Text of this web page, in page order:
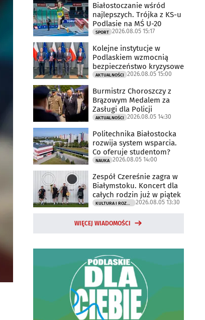
Białostoczanie wśród
najlepszych. Trójka z KS-u
Podlasie na MŚ U-20
SPORT 2026.08.05 15:17
Kolejne instytucje w
Podlaskiem wzmocnią
bezpieczeństwo kryzysowe
AKTUALNOŚCI 2026.08.05 15:00
Burmistrz Choroszczy z
Brązowym Medalem za
Zasługi dla Policji
AKTUALNOŚCI 2026.08.05 14:30
Politechnika Białostocka
rozwija system wsparcia.
Co oferuje studentom?
NAUKA 2026.08.05 14:00
Zespół Czereśnie zagra w
Białymstoku. Koncert dla
całych rodzin już w piątek
2026.08.05 13:30
WIĘCEJ WIADOMOŚCI